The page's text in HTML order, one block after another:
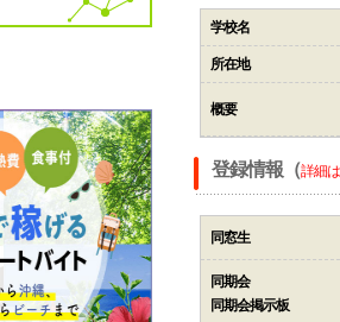
学校名
所在地
概要
登録情報（詳細
同窓生
同期会
同期会掲示板